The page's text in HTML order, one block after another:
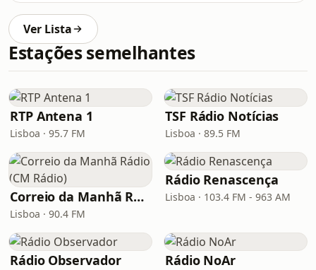
Ver Lista
Estações semelhantes
RTP Antena 1
Lisboa · 95.7 FM
TSF Rádio Notícias
Lisboa · 89.5 FM
Correio da Manhã Rádio (CM Rádio)
Lisboa · 90.4 FM
Rádio Renascença
Lisboa · 103.4 FM - 963 AM
Rádio Observador Rádio NoAr